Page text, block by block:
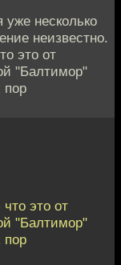
несколько
неизвестно.
это от
"Балтимор"
пор
это от
"Балтимор"
пор